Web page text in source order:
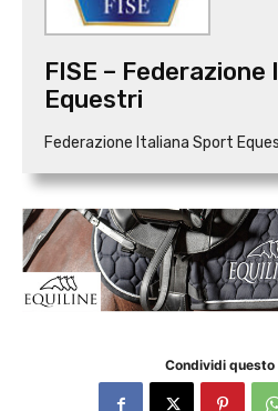
FISE –
Equestri
Federazione Italiana Sport
Condividi questo